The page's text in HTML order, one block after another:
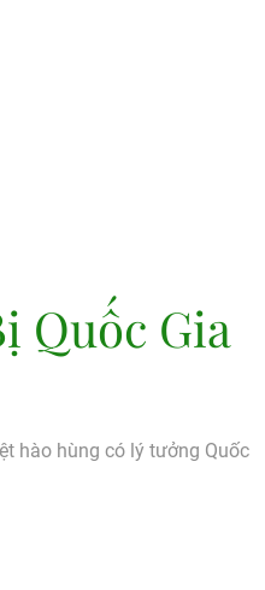
Quốc Gia
hào hùng có lý tưởng Quốc